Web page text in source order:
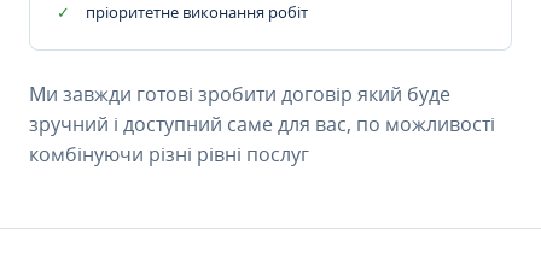
пріоритетне виконання робіт
Ми завжди готові зробити договір який буде
зручний і доступний саме для вас, по можливості
комбінуючи різні рівні послуг